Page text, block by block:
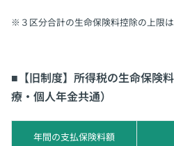
※３区分合計の生命保険料控除の上限
■【旧制度】所得税の生命保険
療・個人年金共通）
年間の支払保険料額